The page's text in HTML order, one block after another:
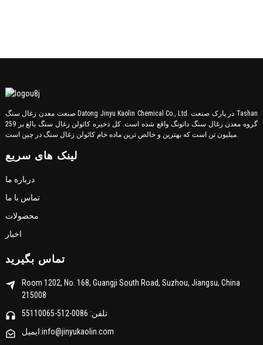
صنعت معدن زغال سنگ Datong Jinyu Kaolin Chemical Co., Ltd. در پارک صنعت Tashan
گروه معدن زغال سنگ داتونگ واقع شده است. کل ذخیره کائولن زغال سنگ بالغ بر 259
میلیون تن است که بهترین و خالص ترین ماده خام کائولن زغال سنگ در چین است.
لینک های سریع
درباره ما
تماس با ما
محصولات
اخبار
تماس بگیرید
Room 1202, No. 168, Guangji South Road, Suzhou, Jiangsu, China
215008
تلفن: 0086-512-55110065
ایمیل:info@jinyukaolin.com